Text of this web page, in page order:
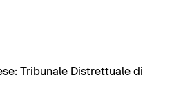
Tribunale Distrettuale di